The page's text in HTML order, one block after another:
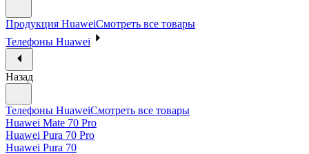
Продукция HuaweiСмотреть все товары
Телефоны Huawei
Назад
Телефоны HuaweiСмотреть все товары
Huawei Mate 70 Pro
Huawei Pura 70 Pro
Huawei Pura 70